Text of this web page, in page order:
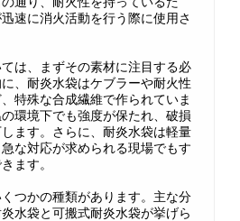
速に消火活動を行う際に使用さ
は、まずその素材に注目する必
、耐炎水袋はケブラーや耐火性
特殊な合成繊維で作られていま
環境下でも強度が保たれ、破損
ます。さらに、耐炎水袋は軽量
な対応が求められる現場でもす
ます。
つかの種類があります。主な分
水袋と可搬式耐炎水袋が挙げら